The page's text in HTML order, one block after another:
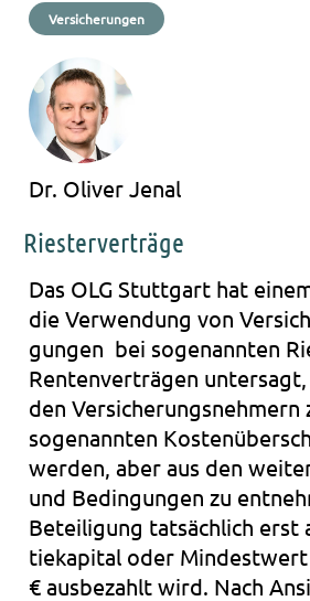
Versicherungen
Dr. Oliver Jenal
Riesterverträge
Das OLG Stutt­gart hat
die Ver­wen­dung von
gun­gen bei soge­nann­ten
Rentenverträgen unter­sagt,
den Ver­si­che­rungs­neh­mern
soge­nann­ten
wer­den, aber aus den
und Bedin­gun­gen zu
Betei­li­gung tat­säch­lich erst
tie­ka­pi­tal oder Min­dest­wert
€ aus­be­zahlt wird. Nach